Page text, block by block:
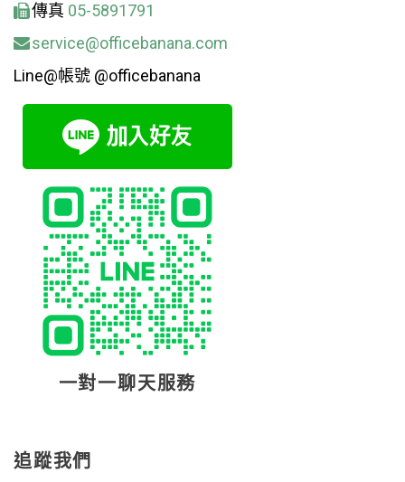
傳真 05-5891791
service@officebanana.com
Line@帳號 @officebanana
一對一聊天服務
追蹤我們